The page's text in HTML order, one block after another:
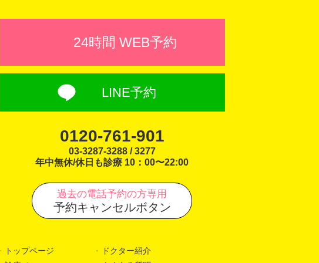
24時間 WEB予約
LINE予約
0120-761-901
03-3287-3288 / 3277
年中無休/休日も診療 10：00〜22:00
過去の電話予約の方専用
予約キャンセルボタン
トップページ
ドクター紹介